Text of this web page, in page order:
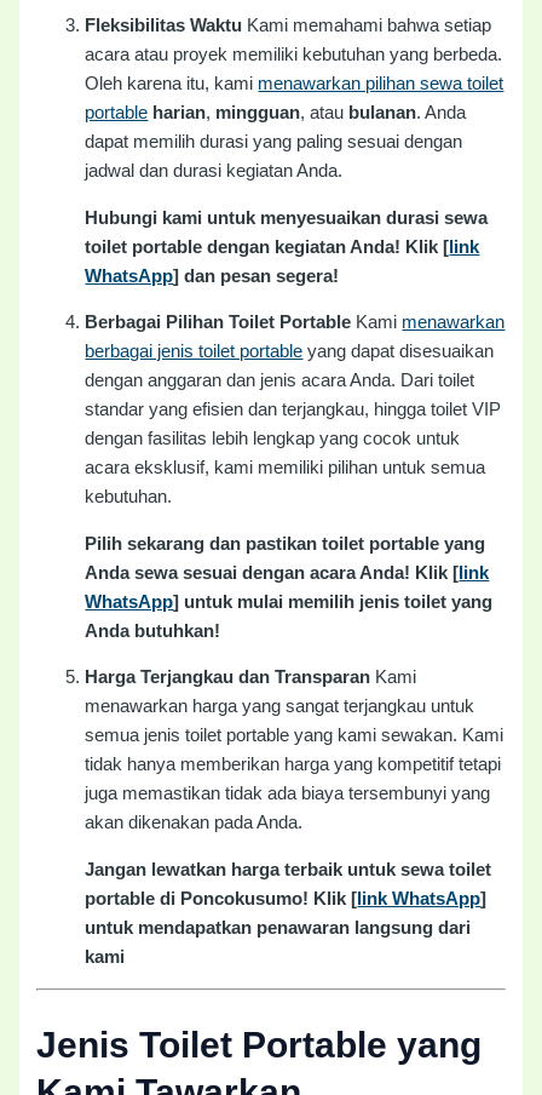
Fleksibilitas Waktu Kami memahami bahwa setiap
acara atau proyek memiliki kebutuhan yang berbeda.
Oleh karena itu, kami menawarkan pilihan sewa toilet
portable harian, mingguan, atau bulanan. Anda
dapat memilih durasi yang paling sesuai dengan
jadwal dan durasi kegiatan Anda.
Hubungi kami untuk menyesuaikan durasi sewa
toilet portable dengan kegiatan Anda! Klik [link
WhatsApp] dan pesan segera!
Berbagai Pilihan Toilet Portable Kami menawarkan
berbagai jenis toilet portable yang dapat disesuaikan
dengan anggaran dan jenis acara Anda. Dari toilet
standar yang efisien dan terjangkau, hingga toilet VIP
dengan fasilitas lebih lengkap yang cocok untuk
acara eksklusif, kami memiliki pilihan untuk semua
kebutuhan.
Pilih sekarang dan pastikan toilet portable yang
Anda sewa sesuai dengan acara Anda! Klik [ link
WhatsApp] untuk mulai memilih jenis toilet yang
Anda butuhkan!
Harga Terjangkau dan Transparan Kami
menawarkan harga yang sangat terjangkau untuk
semua jenis toilet portable yang kami sewakan. Kami
tidak hanya memberikan harga yang kompetitif tetapi
juga memastikan tidak ada biaya tersembunyi yang
akan dikenakan pada Anda.
Jangan lewatkan harga terbaik untuk sewa toilet
portable di Poncokusumo! Klik [ link WhatsApp]
untuk mendapatkan penawaran langsung dari
kami
Jenis Toilet Portable yang